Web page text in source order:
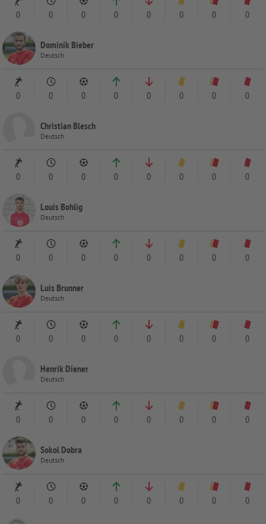
0 0 0 0 0 0 0 0
Dominik Bieber
Deutsch
0 0 0 0 0 0 0 0
Christian Blesch
Deutsch
0 0 0 0 0 0 0 0
Louis Bohlig
Deutsch
0 0 0 0 0 0 0 0
Luis Brunner
Deutsch
0 0 0 0 0 0 0 0
Henrik Diener
Deutsch
0 0 0 0 0 0 0 0
Sokol Dobra
Deutsch
0 0 0 0 0 0 0 0